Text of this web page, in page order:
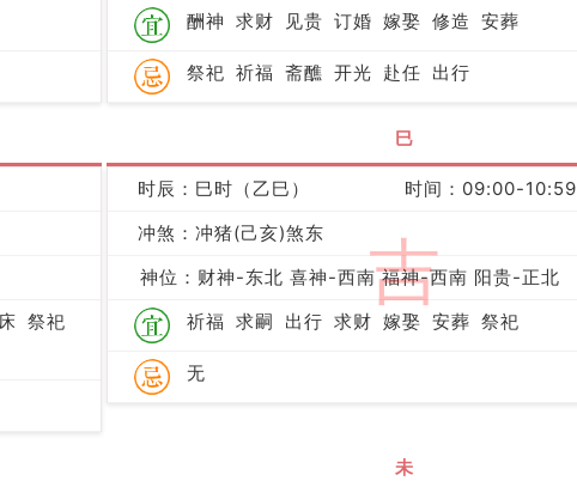
酬神 求财 见贵 订婚 嫁娶 修造 安葬
祭祀 祈福 斋醮 开光 赴任 出行
祭祀
巳
吉
时辰：巳时（乙巳）
时间：09:00-10:59
冲煞：冲猪(己亥)煞东
神位：财神-东北 喜神-西南 福神-西南 阳贵-正北
祈福 求嗣 出行 求财 嫁娶 安葬 祭祀
无
未